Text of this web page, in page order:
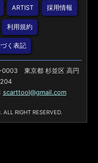
ARTIST 採用情報
利用規約
く表記
0003 東京都 杉並区 高円
scarttool@gmail.com
RIGHT RESERVED.